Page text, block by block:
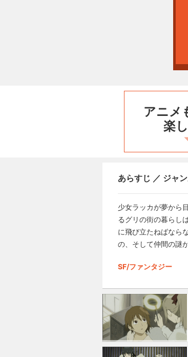
アニメ
楽
あらすじ ／ ジャ
少女ラッカが夢から
るグリの街の暮らし
に飛び立たねばなら
の、そして仲間の謎
SF/ファンタジー